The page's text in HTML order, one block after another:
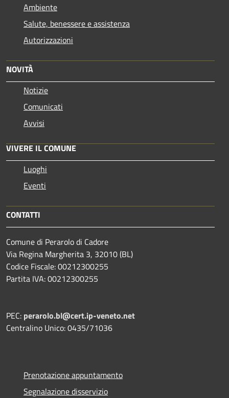
Ambiente
Salute, benessere e assistenza
Autorizzazioni
NOVITÀ
Notizie
Comunicati
Avvisi
VIVERE IL COMUNE
Luoghi
Eventi
CONTATTI
Comune di Perarolo di Cadore
Via Regina Margherita 3, 32010 (BL)
Codice Fiscale: 00212300255
Partita IVA: 00212300255
PEC: perarolo.bl@cert.ip-veneto.net
Centralino Unico: 0435/71036
Prenotazione appuntamento
Segnalazione disservizio